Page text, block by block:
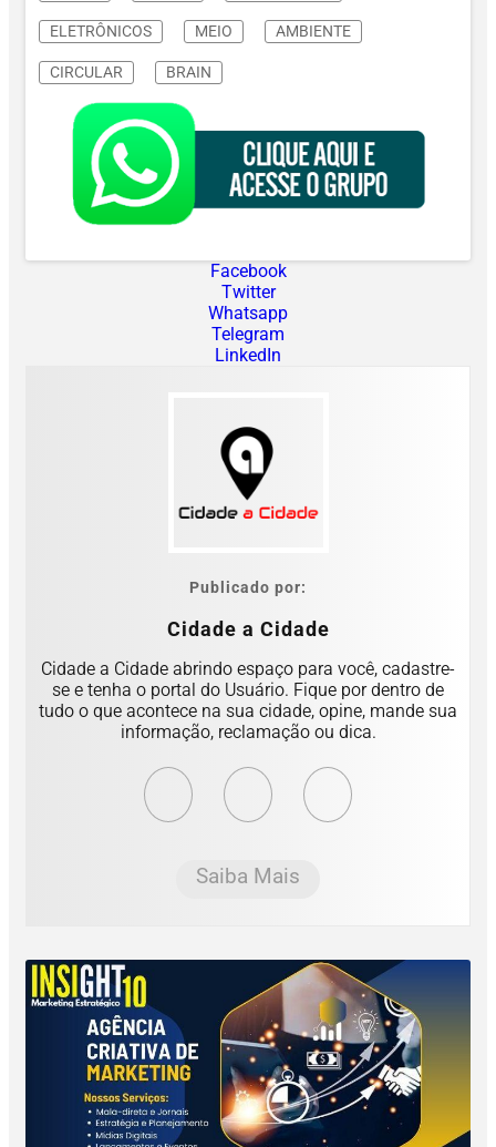
ELETRÔNICOS MEIO AMBIENTE
CIRCULAR BRAIN
Facebook
Twitter
Whatsapp
Telegram
LinkedIn
Publicado por:
Cidade a Cidade
Cidade a Cidade abrindo espaço para você, cadastre-
se e tenha o portal do Usuário. Fique por dentro de
tudo o que acontece na sua cidade, opine, mande sua
informação, reclamação ou dica.
Saiba Mais